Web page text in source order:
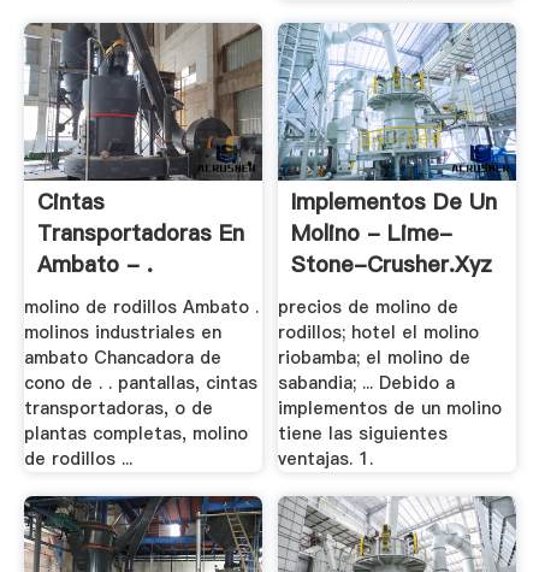
Cintas
Transportadoras En
Ambato - .
molino de rodillos Ambato .
molinos industriales en
ambato Chancadora de
cono de . . pantallas, cintas
transportadoras, o de
plantas completas, molino
de rodillos ...
Implementos De Un
Molino - Lime-
Stone-Crusher.xyz
precios de molino de
rodillos; hotel el molino
riobamba; el molino de
sabandia; ... Debido a
implementos de un molino
tiene las siguientes
ventajas. 1.